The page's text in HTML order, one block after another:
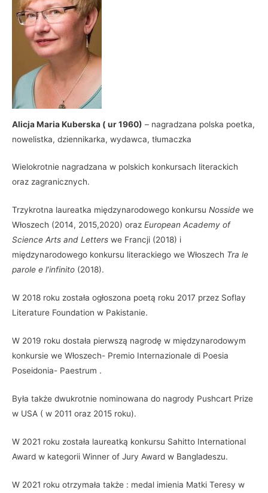
Alicja Maria Kuberska ( ur 1960) – nagradzana polska poetka,
nowelistka, dziennikarka, wydawca, tłumaczka
Wielokrotnie nagradzana w polskich konkursach literackich
oraz zagranicznych.
Trzykrotna laureatka międzynarodowego konkursu Nosside we
Włoszech (2014, 2015,2020) oraz European Academy of
Science Arts and Letters we Francji (2018) i
międzynarodowego konkursu literackiego we Włoszech Tra le
parole e l’infinito (2018).
W 2018 roku została ogłoszona poetą roku 2017 przez Soflay
Literature Foundation w Pakistanie.
W 2019 roku dostała pierwszą nagrodę w międzynarodowym
konkursie we Włoszech- Premio Internazionale di Poesia
Poseidonia- Paestrum .
Była także dwukrotnie nominowana do nagrody Pushcart Prize
w USA ( w 2011 oraz 2015 roku).
W 2021 roku została laureatką konkursu Sahitto International
Award w kategorii Winner of Jury Award w Bangladeszu.
W 2021 roku otrzymała także : medal imienia Matki Teresy w